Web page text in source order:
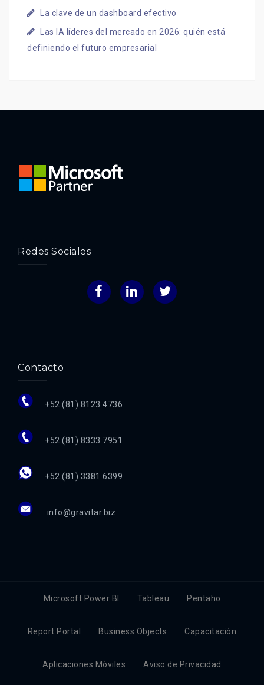
La clave de un dashboard efectivo
Las IA líderes del mercado en 2026: quién está
definiendo el futuro empresarial
Redes Sociales
FacebookLinkedInTwitter
Contacto
+52 (81) 8123 4736
+52 (81) 8333 7951
+52 (81) 3381 6399
info@gravitar.biz
Microsoft Power BI Tableau Pentaho
Report Portal Business Objects Capacitación
Aplicaciones Móviles Aviso de Privacidad